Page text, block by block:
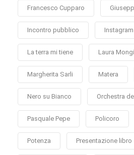
Francesco Cupparo
Incontro pubblico Instagram
La terra mi tiene Laura
Margherita Sarli Matera
Nero su Bianco Orchestra
Pasquale Pepe Policoro
Potenza Presentazione libro